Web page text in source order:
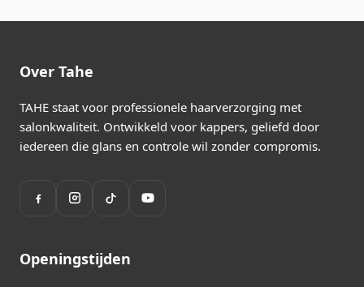
Over Tahe
TAHE staat voor professionele haarverzorging met
salonkwaliteit. Ontwikkeld voor kappers, geliefd door
iedereen die glans en controle wil zonder compromis.
Openingstijden